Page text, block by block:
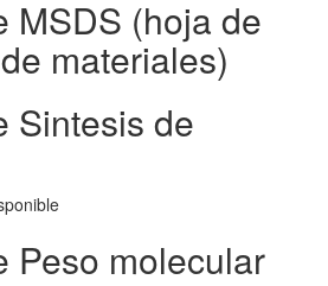
MSDS (hoja de
materiales)
Sintesis de
Peso molecular